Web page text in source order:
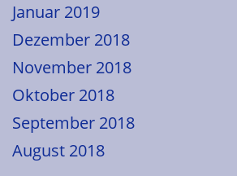
Januar 2019
Dezember 2018
November 2018
Oktober 2018
September 2018
August 2018